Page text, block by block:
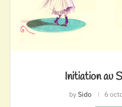
Initiation au
bySido 6